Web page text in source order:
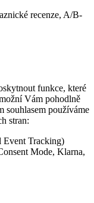
recenze, A/B-
funkce, které
Vám pohodlně
souhlasem používáme
stran:
Event Tracking)
Mode, Klarna,